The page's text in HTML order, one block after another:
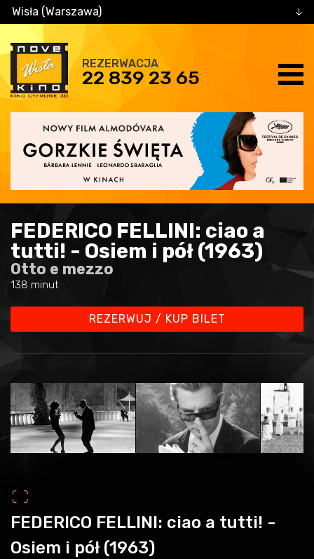
Wisła (Warszawa)
REZERWACJA
22 839 23 65
FEDERICO FELLINI: ciao a
tutti! - Osiem i pół (1963)
Otto e mezzo
138 minut
REZERWUJ / KUP BILET
o
FEDERICO FELLINI: ciao a tutti! -
Osiem i pół (1963)